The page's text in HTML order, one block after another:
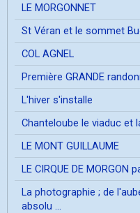
LE MORGONNET
St Véran et le sommet
COL AGNEL
Première GRANDE
L'hiver s'installe
Chanteloube le viaduc et
LE MONT GUILLAUME
LE CIRQUE DE MORGON
La photographie ; de
absolu ...